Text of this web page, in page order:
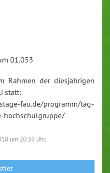
01.053
Rahmen der diesjährigen
statt:
fau.de/programm/tag-
hochschulgruppe/
um 20:39 Uhr.